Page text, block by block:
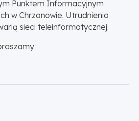
Punktem Informacyjnym
w Chrzanowie. Utrudnienia
sieci teleinformatycznej.